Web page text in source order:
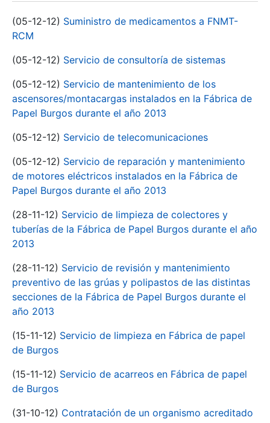
(05-12-12) Suministro de medicamentos a FNMT-
RCM
(05-12-12) Servicio de consultoría de sistemas
(05-12-12) Servicio de mantenimiento de los
ascensores/montacargas instalados en la Fábrica de
Papel Burgos durante el año 2013
(05-12-12) Servicio de telecomunicaciones
(05-12-12) Servicio de reparación y mantenimiento
de motores eléctricos instalados en la Fábrica de
Papel Burgos durante el año 2013
(28-11-12) Servicio de limpieza de colectores y
tuberías de la Fábrica de Papel Burgos durante el año
2013
(28-11-12) Servicio de revisión y mantenimiento
preventivo de las grúas y polipastos de las distintas
secciones de la Fábrica de Papel Burgos durante el
año 2013
(15-11-12) Servicio de limpieza en Fábrica de papel
de Burgos
(15-11-12) Servicio de acarreos en Fábrica de papel
de Burgos
(31-10-12) Contratación de un organismo acreditado